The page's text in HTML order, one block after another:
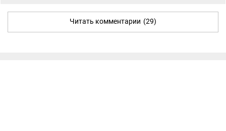
Читать комментарии (29)